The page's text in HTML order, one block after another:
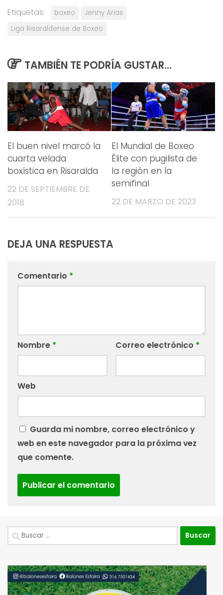
Etiquetas: boxeo
Jenny Arias
Liga Risaraldense de Boxeo
TAMBIÉN TE PODRÍA GUSTAR...
El buen nivel marcó la
cuarta velada
boxística en Risaralda
22 DE SEPTIEMBRE DE
2018
El Mundial de Boxeo
Élite con pugilista de
la región en la
semifinal
22 DE MARZO DE 2023
DEJA UNA RESPUESTA
Comentario *
Nombre * Correo electrónico *
Web
Guarda mi nombre, correo electrónico y
web en este navegador para la próxima vez
que comente.
Buscar: